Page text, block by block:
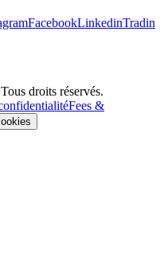
FacebookLinkedinTradin
droits réservés.
Fees &